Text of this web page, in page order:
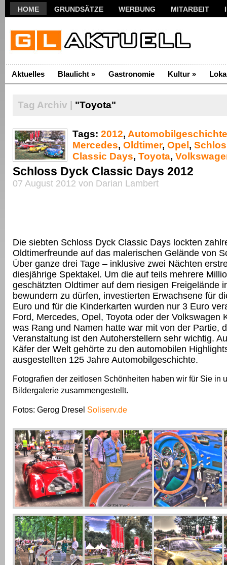
HOME GRUNDSÄTZE WERBUNG MITARBEIT
Aktuelles Blaulicht » Gastronomie Kultur »
Tag Archiv | "Toyota"
Tags: 2012, Automobilgeschichte
Mercedes, Oldtimer, Opel ,
Classic Days, Toyota,
Schloss Dyck Classic Days 2012
07 August 2012 von Darian Lambert
Die siebten Schloss Dyck Classic Days lockten
Oldtimerfreunde auf das malerischen Gelände von
Über ganze drei Tage – inklusive zwei Nächten
diesjährige Spektakel. Um die auf teils mehrere
geschätzten Oldtimer auf dem riesigen Freigelände
bewundern zu dürfen, investierten Erwachsene für
Euro und für die Kinderkarten wurden nur 3 Euro
Ford, Mercedes, Opel, Toyota oder der Volkswagen
was Rang und Namen hatte war mit von der Partie,
Veranstaltung ist den Autoherstellern sehr wichtig.
Käfer der Welt gehörte zu den automobilen
ausgestellten 125 Jahre Automobilgeschichte.
Fotografien der zeitlosen Schönheiten haben wir für Sie in
Bildergalerie zusammengestellt.
Fotos: Gerog Dresel Soliserv.de